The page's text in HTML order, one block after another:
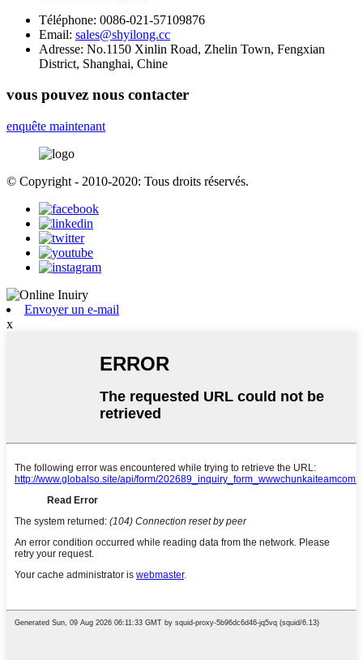
Téléphone: 0086-021-57109876
Email: sales@shyilong.cc
Adresse: No.1150 Xinlin Road, Zhelin Town, Fengxian
District, Shanghai, Chine
vous pouvez nous contacter
enquête maintenant
© Copyright - 2010-2020: Tous droits réservés.
Envoyer un e-mail
x